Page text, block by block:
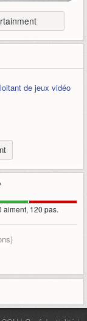
de jeux vidéo
aiment, 120 pas.